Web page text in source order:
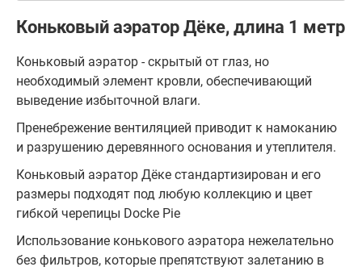
Коньковый аэратор Дёке, длина 1 метр
Коньковый аэратор - скрытый от глаз, но
необходимый элемент кровли, обеспечивающий
выведение избыточной влаги.
Пренебрежение вентиляцией приводит к намоканию
и разрушению деревянного основания и утеплителя.
Коньковый аэратор Дёке стандартизирован и его
размеры подходят под любую коллекцию и цвет
гибкой черепицы Docke Pie
Использование конькового аэратора нежелательно
без фильтров, которые препятствуют залетанию в